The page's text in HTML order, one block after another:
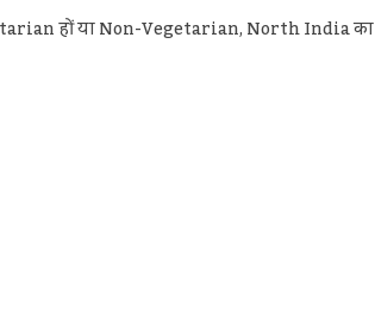
हों या Non-Vegetarian, North India का